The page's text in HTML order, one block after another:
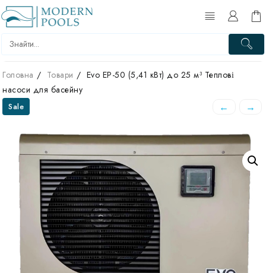
Перейти
до
вмісту
Головна Товари
Evo EP-50 (5,41 кВт) до 25 м³ Теплові
насоси для басейну
← →
Sale